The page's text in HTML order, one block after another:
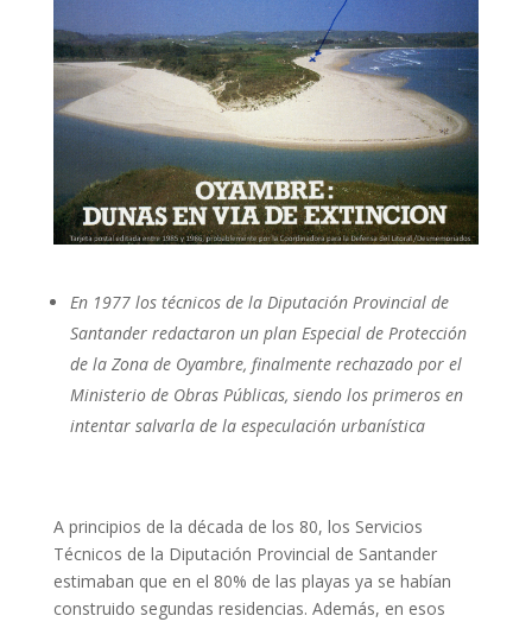
En 1977 los técnicos de la Diputación Provincial de
Santander redactaron un plan Especial de Protección
de la Zona de Oyambre, finalmente rechazado por el
Ministerio de Obras Públicas, siendo los primeros en
intentar salvarla de la especulación urbanística
A principios de la década de los 80, los Servicios
Técnicos de la Diputación Provincial de Santander
estimaban que en el 80% de las playas ya se habían
construido segundas residencias. Además, en esos